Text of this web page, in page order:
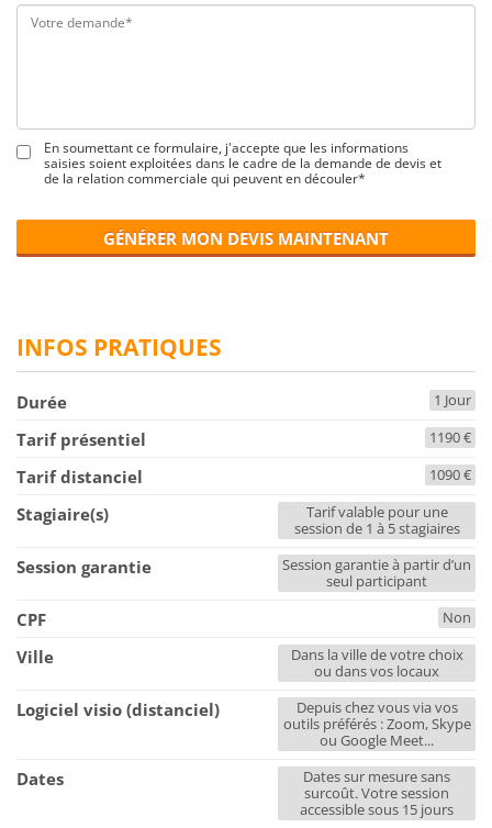
En soumettant ce formulaire, j'accepte que les informations
saisies soient exploitées dans le cadre de la demande de devis et
de la relation commerciale qui peuvent en découler*
GÉNÉRER MON DEVIS MAINTENANT
INFOS PRATIQUES
Durée 1 Jour
Tarif présentiel 1190 €
Tarif distanciel 1090 €
Stagiaire(s)
Tarif valable pour une
session de 1 à 5 stagiaires
Session garantie
Session garantie à partir d’un
seul participant
CPF Non
Ville
Dans la ville de votre choix
ou dans vos locaux
Logiciel visio (distanciel)
Depuis chez vous via vos
outils préférés : Zoom, Skype
ou Google Meet...
Dates
Dates sur mesure sans
surcoût. Votre session
accessible sous 15 jours